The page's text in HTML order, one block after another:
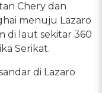
Chery dan
menuju Lazaro
di laut sekitar 360
Serikat.
di Lazaro